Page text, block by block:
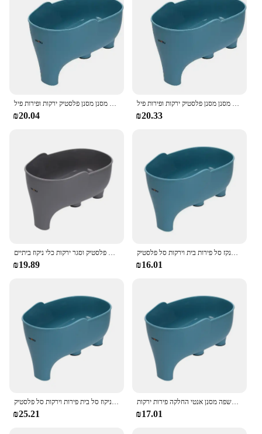
₪20.04 ₪20.33
₪19.89 ₪16.01
₪25.21
כיור מסננת פיל מסננת שאריות ניקוז סל מרק אשפה מסנן אשפה מסנן אנטי החלקה פירות ירקות
₪17.01